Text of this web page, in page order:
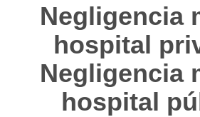
Negligencia
hospital
Negligencia
hospital